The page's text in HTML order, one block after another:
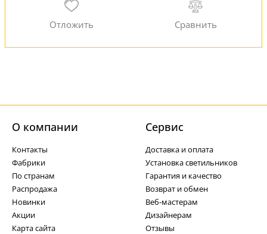
О компании
Контакты
Фабрики
По странам
Распродажа
Новинки
Акции
Карта сайта
Cервис
Доставка и оплата
Установка светильников
Гарантия и качество
Возврат и обмен
Веб-мастерам
Дизайнерам
Отзывы